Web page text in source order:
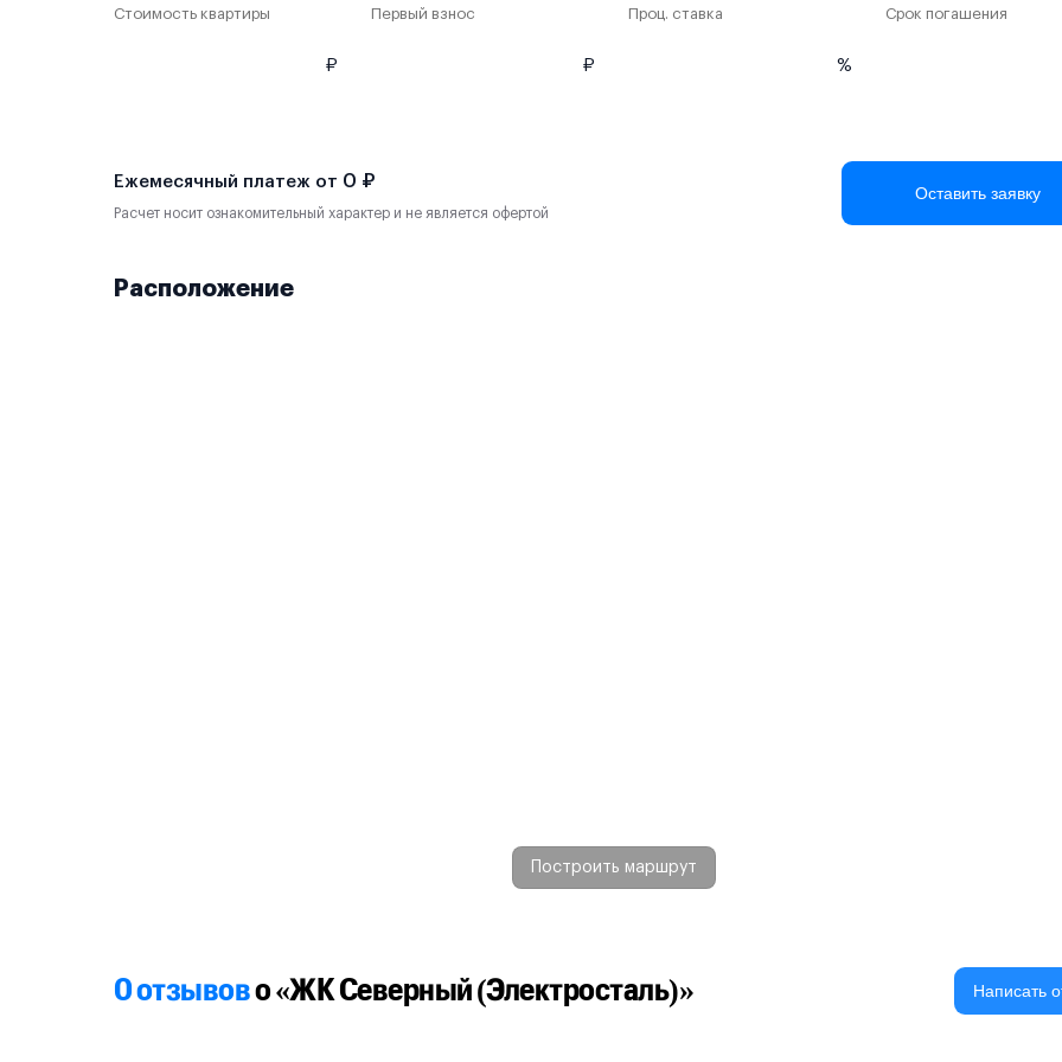
Стоимость квартиры
₽
Первый взнос
₽
Проц. ставка
%
Срок погашения
Ежемесячный платеж от 0 ₽
Расчет носит ознакомительный характер и не является офертой
Оставить заявку
Расположение
Построить маршрут
0 отзывово «ЖК Северный (Электросталь)» Написать